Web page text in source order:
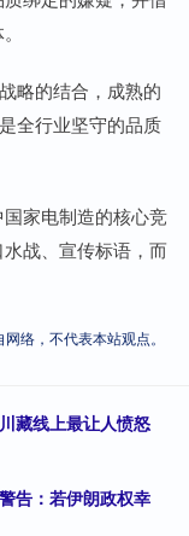
略的结合，成熟的
全行业坚守的品质
家电制造的核心竞
战、宣传标语，而
络，不代表本站观点。
藏线上最让人愤怒
告：若伊朗政权幸